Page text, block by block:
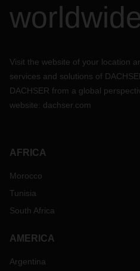
worldwide
Visit the website of your location
services and solutions of
DACHSER from a global
website: dachser.com
AFRICA
Morocco
Tunisia
South Africa
AMERICA
Argentina